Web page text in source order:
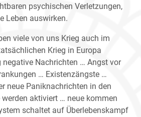
psychischen Verletzungen,
Leben auswirken.
viele von uns Krieg auch im
Krieg in Europa
Nachrichten … Angst vor
… Existenzängste …
neue Paniknachrichten in den
aktiviert … neue kommen
schaltet auf Überlebenskampf